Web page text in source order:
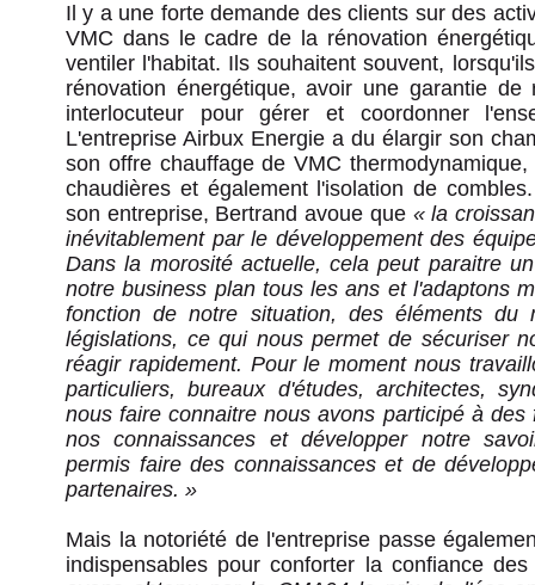
Il y a une forte demande des clients sur des
VMC dans le cadre de la rénovation
ventiler l'habitat. Ils souhaitent souvent,
rénovation énergétique, avoir une garantie
interlocuteur pour gérer et coordonner
L'entreprise Airbux Energie a du élargir son
son offre chauffage de VMC
chaudières et également l'isolation de
son entreprise, Bertrand avoue que « la
inévitablement par le développement des
Dans la morosité actuelle, cela peut paraitre
notre business plan tous les ans et l'adaptons
fonction de notre situation, des éléments du
législations, ce qui nous permet de sécuriser
réagir rapidement. Pour le moment nous
particuliers, bureaux d'études, architectes,
nous faire connaitre nous avons participé à des
nos connaissances et développer notre
permis faire des connaissances et de
partenaires. »
Mais la notoriété de l'entreprise passe
indispensables pour conforter la confiance